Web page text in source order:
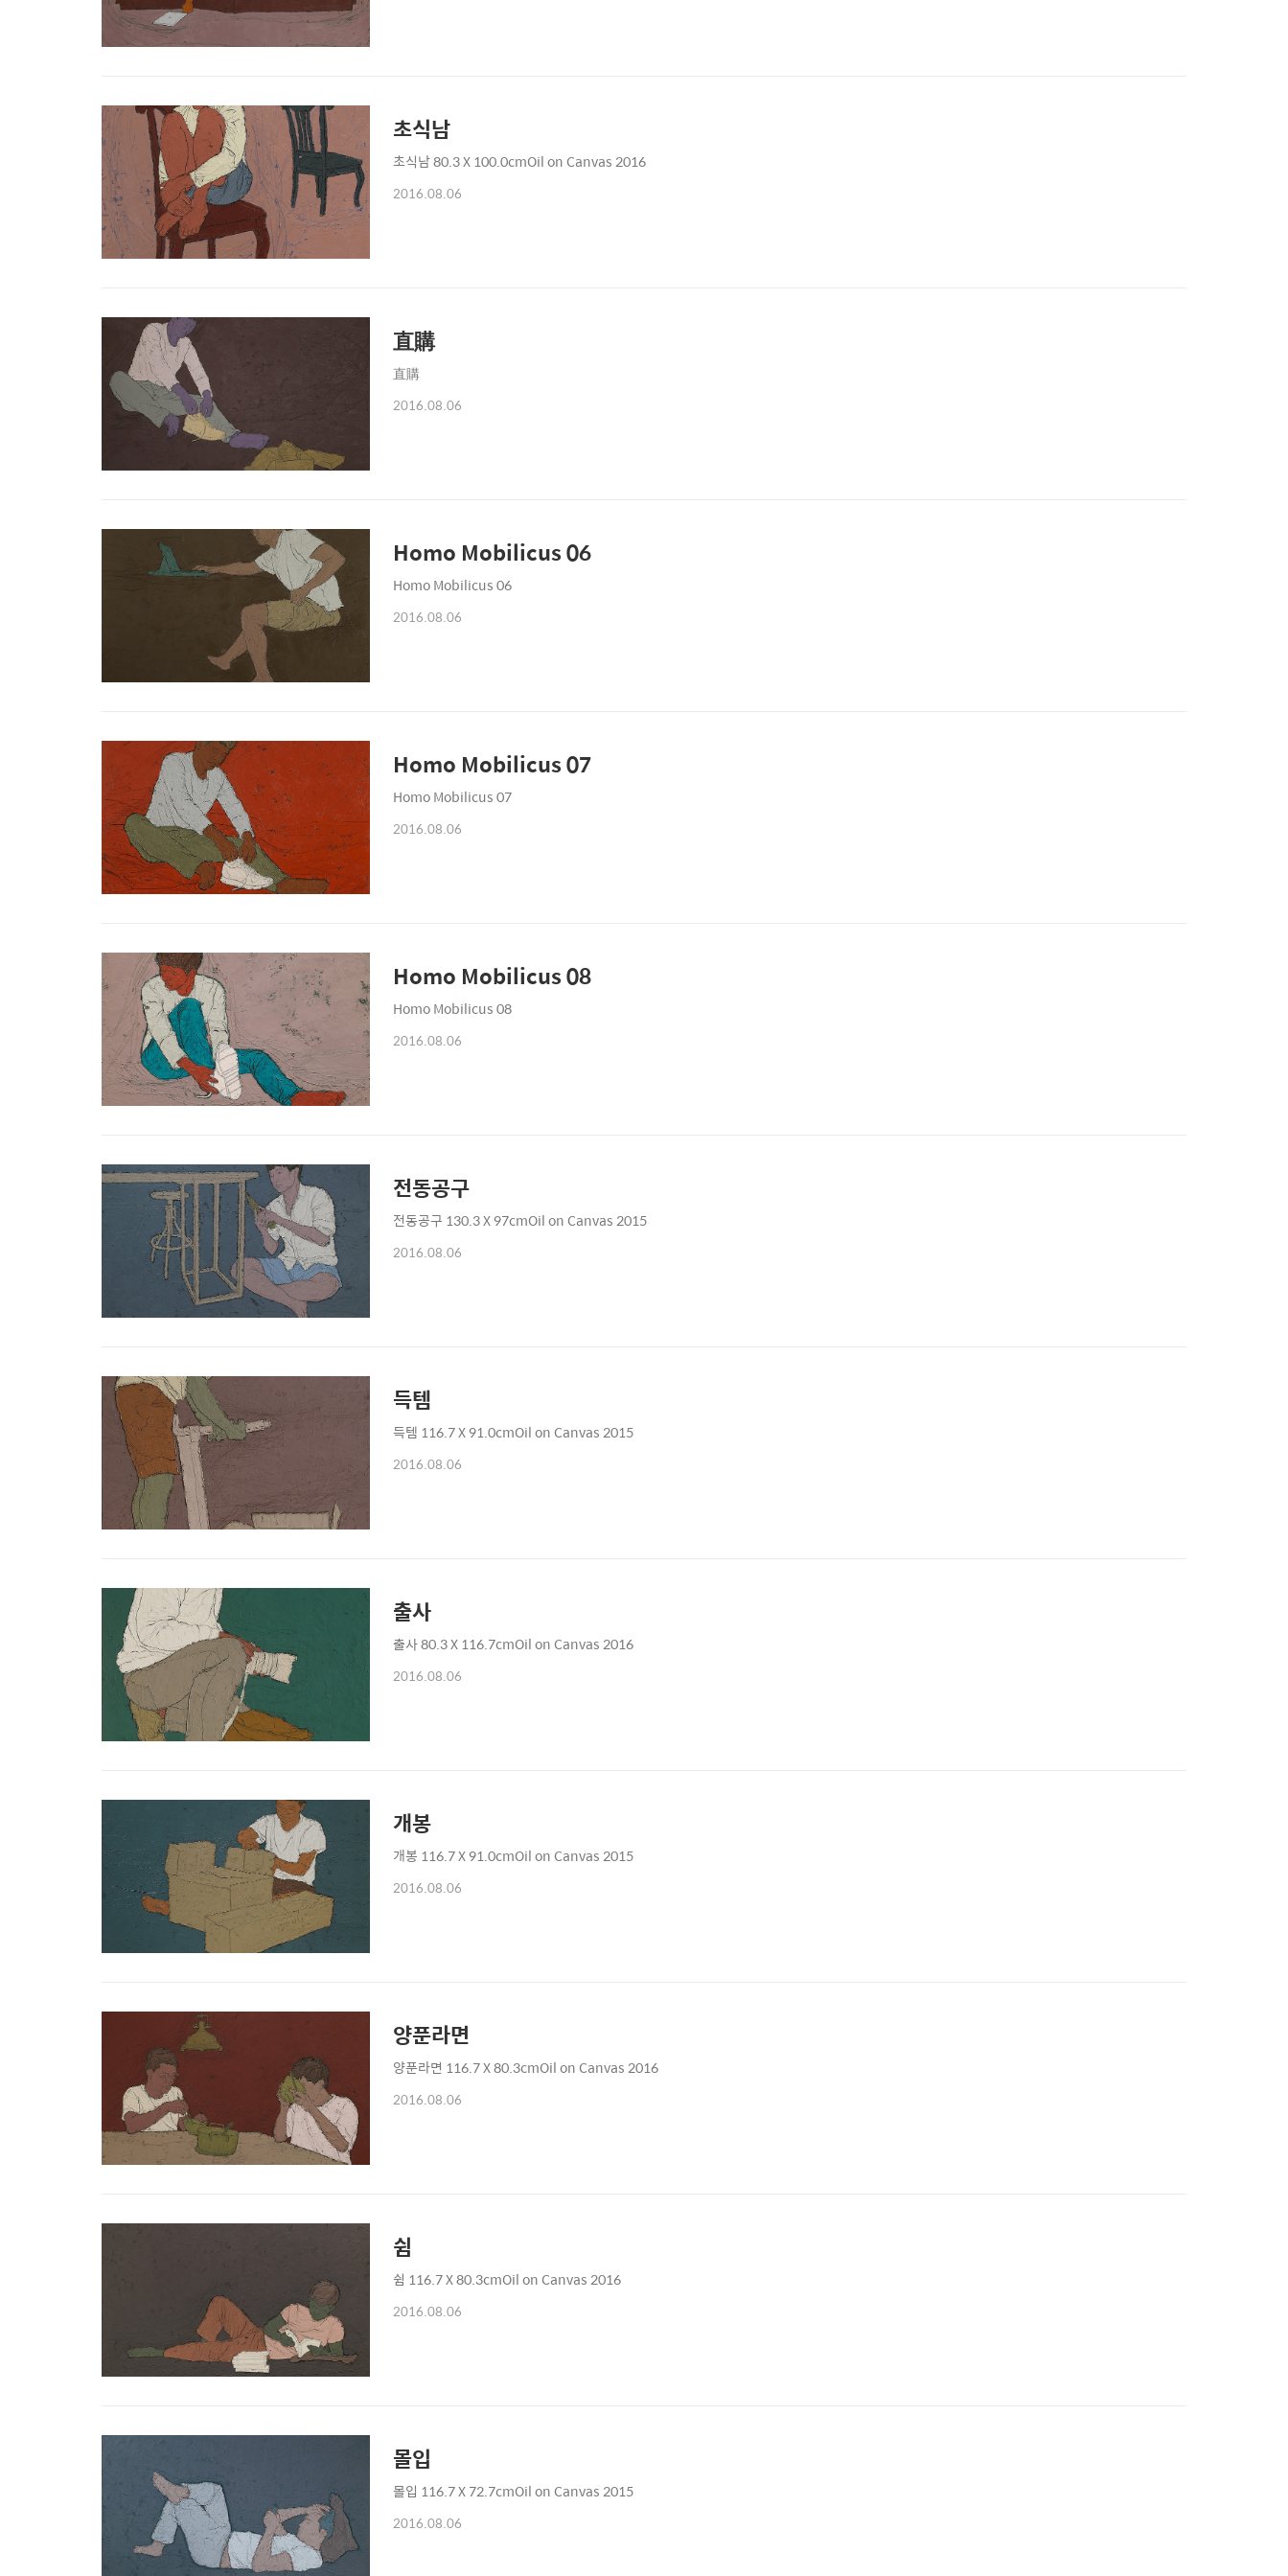
초식남
초식남 80.3 X 100.0cmOil on Canvas 2016
2016.08.06
直購
直購
2016.08.06
Homo Mobilicus 06
Homo Mobilicus 06
2016.08.06
Homo Mobilicus 07
Homo Mobilicus 07
2016.08.06
Homo Mobilicus 08
Homo Mobilicus 08
2016.08.06
전동공구
전동공구 130.3 X 97cmOil on Canvas 2015
2016.08.06
득템
득템 116.7 X 91.0cmOil on Canvas 2015
2016.08.06
출사
출사 80.3 X 116.7cmOil on Canvas 2016
2016.08.06
개봉
개봉 116.7 X 91.0cmOil on Canvas 2015
2016.08.06
양푼라면
양푼라면 116.7 X 80.3cmOil on Canvas 2016
2016.08.06
쉼
쉼 116.7 X 80.3cmOil on Canvas 2016
2016.08.06
몰입
몰입 116.7 X 72.7cmOil on Canvas 2015
2016.08.06